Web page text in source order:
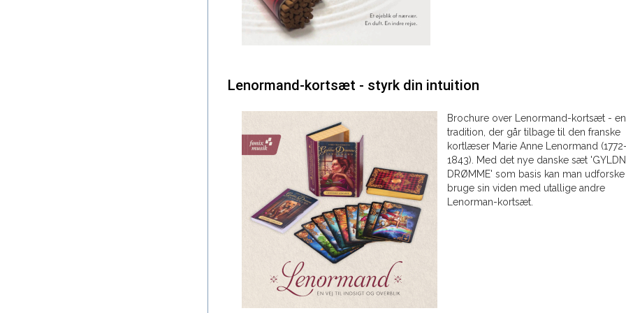
Lenormand-kortsæt - styrk din intuition
Brochure over Lenormand-kortsæt - en
tradition, der går tilbage til den franske
kortlæser Marie Anne Lenormand (1772-
1843). Med det nye danske sæt
DRØMME' som basis kan man
bruge sin viden med utallige andre
Lenorman-kortsæt.